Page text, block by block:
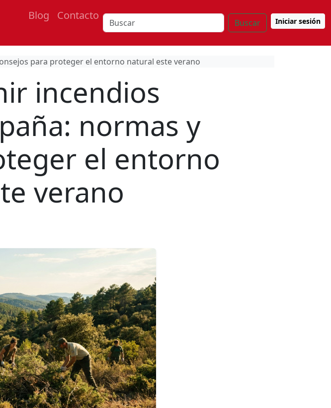
Blog Contacto
Buscar Iniciar sesión
para proteger el entorno natural este verano
incendios
normas y
el entorno
verano